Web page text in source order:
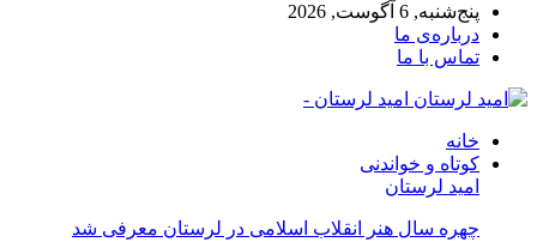
پنج‌شنبه, 6 آگوست, 2026
درباره‌ی ما
تماس با ما
امید لرستان -
خانه
کوتاه و خواندنی
امید لرستان
چهره سال هنر انقلاب اسلامی در لرستان معرفی شد